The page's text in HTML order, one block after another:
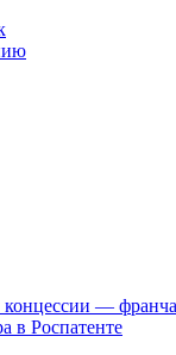
концессии —
в Роспатенте